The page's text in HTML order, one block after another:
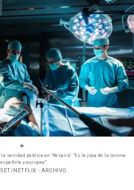
sanidad pública en 'Respira': "Es la joya de la corona
española y europea"
NETFLIX - ARCHIVO